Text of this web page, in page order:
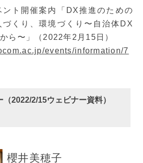
ント開催案内「DX推進のための
くり、環境づくり〜自治体DX
ら〜」（2022年2月15日）
events/information/7
2022/2/15ウェビナー資料）
櫻井美穂子